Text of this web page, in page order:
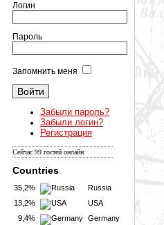
Логин
Пароль
Запомнить меня
Забыли пароль?
Забыли логин?
Регистрация
Сейчас 99 гостей онлайн
Countries
35,2%
Russia
13,2%
USA
9,4%
Germany